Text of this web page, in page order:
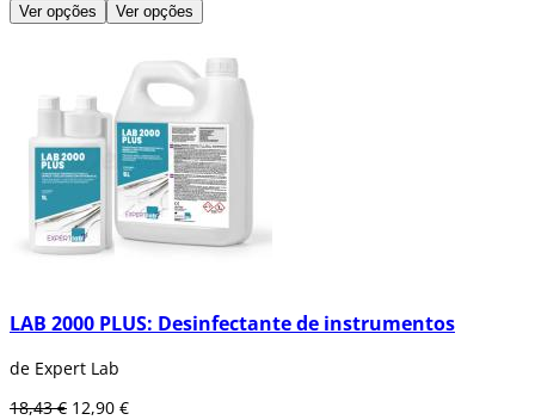
Ver opções Ver opções
LAB 2000 PLUS: Desinfectante de instrumentos
de Expert Lab
18,43 € 12,90 €